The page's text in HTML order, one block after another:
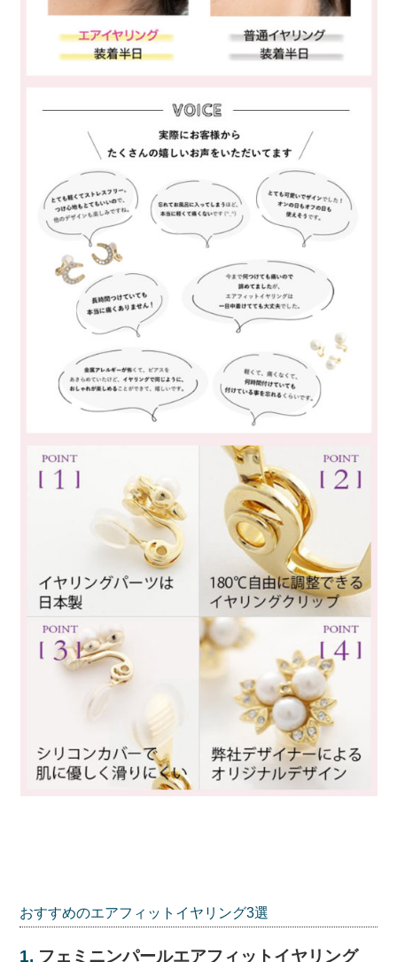
おすすめのエアフィットイヤリング3選
1. フェミニンパールエアフィットイヤリング